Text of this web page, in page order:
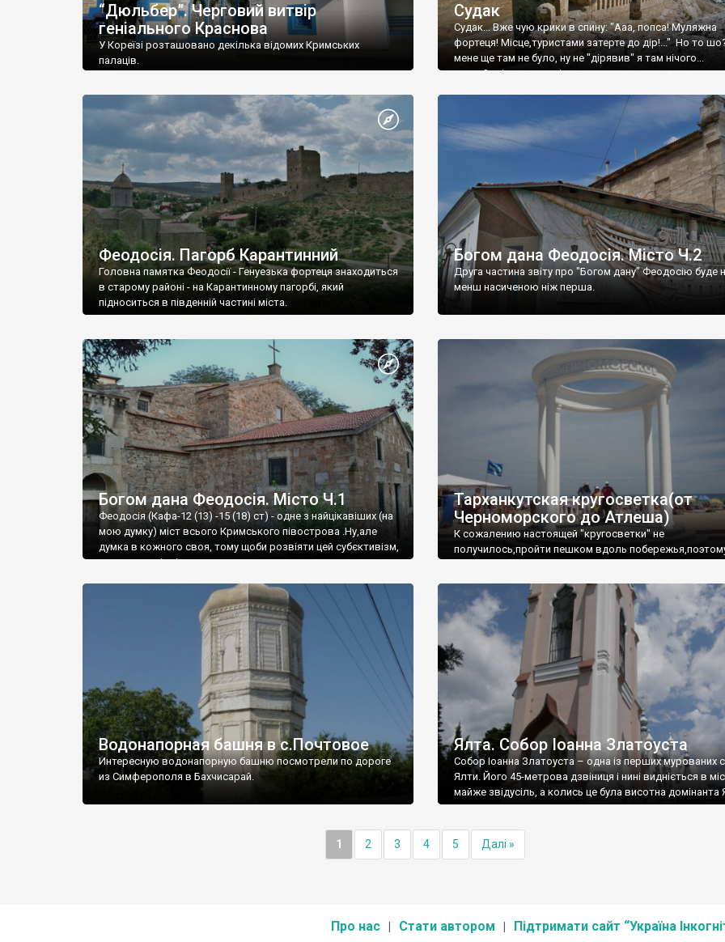
“Дюльбер”. Черговий витвір
геніального Краснова
У Кореїзі розташовано декілька відомих Кримських
палаців.
Судак
Судак... Вже чую крики в спину: "Ааа, попса! Муляжна
фортеця! Місце,туристами затерте до дір!..." Но то
мене ще там не було, ну не "дірявив" я там нічого...
принаймні до цього літа.
Феодосія. Пагорб Карантинний
Головна памятка Феодосії - Генуезька фортеця знаходиться
в старому районі - на Карантинному пагорбі, який
підноситься в південній частині міста.
Богом дана Феодосія. Місто Ч.2
Друга частина звіту про "Богом дану" Феодосію буде
менш насиченою ніж перша.
Богом дана Феодосія. Місто Ч.1
Феодосія (Кафа-12 (13) -15 (18) ст) - одне з найцікавіших (на
мою думку) міст всього Кримського півострова .Ну,але
думка в кожного своя, тому щоби розвіяти цей субєктивізм,
запрошую відвідати це
Тарханкутская кругосветка(от
Черноморского до Атлеша)
К сожалению настоящей "кругосветки" не
получилось,пройти пешком вдоль
Водонапорная башня в с.Почтовое
Интересную водонапорную башню посмотрели по дороге
из Симферополя в Бахчисарай.
Ялта. Собор Іоанна Златоуста
Собор Іоанна Златоуста – одна із перших мурованих
Ялти. Його 45-метрова дзвіниця і нині видніється в
майже звідусіль, а колись це була висотна домінанта
1 2 3 4 5 Далі »
Про нас Стати автором Підтримати сайт “Україна